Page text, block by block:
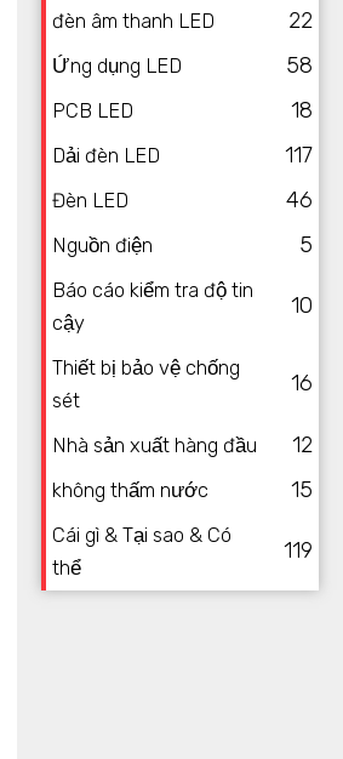
đèn âm thanh LED 22
Ứng dụng LED 58
PCB LED 18
Dải đèn LED 117
Đèn LED 46
Nguồn điện 5
Báo cáo kiểm tra độ tin
cậy
10
Thiết bị bảo vệ chống
sét
16
Nhà sản xuất hàng đầu 12
không thấm nước 15
Cái gì & Tại sao & Có
thể
119